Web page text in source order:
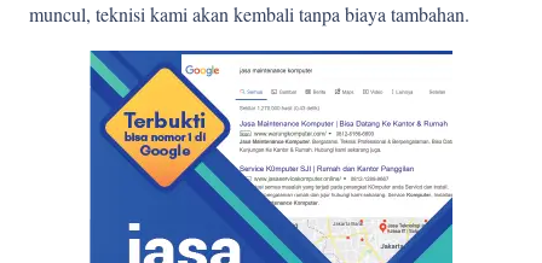
muncul, teknisi kami akan kembali tanpa biaya tambahan.